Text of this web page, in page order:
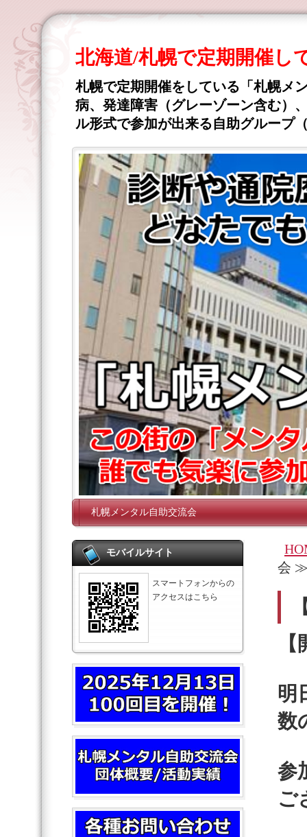
北海道/札幌で定期開催し
札幌で定期開催をしている「札幌メ
病、発達障害（グレーゾーン含む）
ル形式で参加が出来る自助グループ
札幌メンタル自助交流会
会
明
数
参
ご
モバイルサイト
スマートフォンからの
アクセスはこちら